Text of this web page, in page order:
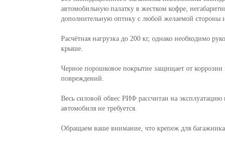
автомобильную палатку в жестком кофре,
дополнительную оптику с любой желаемой стороны
Расчётная нагрузка до 200 кг, однако необходимо
крыше.
Черное порошковое покрытие защищает от коррозии
повреждений.
Весь силовой обвес РИФ рассчитан на
автомобиля не требуется.
Обращаем ваше внимание, что крепеж для багажника